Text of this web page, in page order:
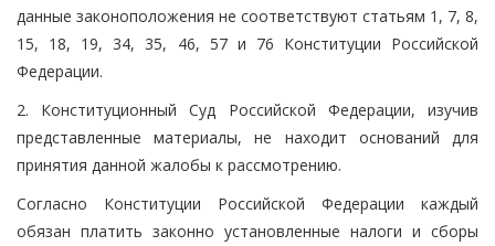
данные законоположения не соответствуют статьям 1, 7, 8,
15, 18, 19, 34, 35, 46, 57 и 76 Конституции Российской
Федерации.
2. Конституционный Суд Российской Федерации, изучив
представленные материалы, не находит оснований для
принятия данной жалобы к рассмотрению.
Согласно Конституции Российской Федерации каждый
обязан платить законно установленные налоги и сборы